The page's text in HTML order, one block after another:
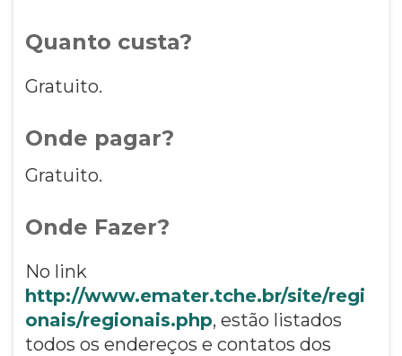
Quanto custa?
Gratuito.
Onde pagar?
Gratuito.
Onde Fazer?
No link
http://www.emater.tche.br/site/regi
onais/regionais.php, estão listados
todos os endereços e contatos dos